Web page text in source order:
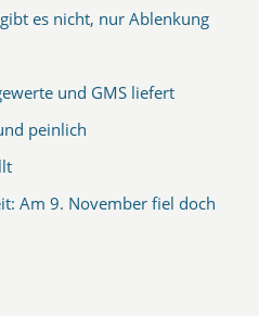
es nicht, nur Ablenkung
und GMS liefert
peinlich
Am 9. November fiel doch